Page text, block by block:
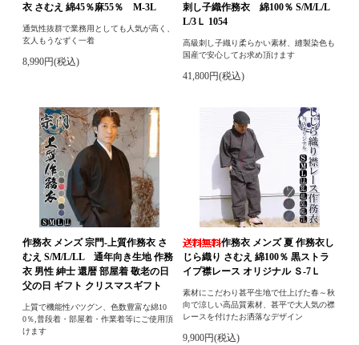
衣 さむえ 綿45％麻55％ M-3L
通気性抜群で業務用としても人気が高く、
玄人もうなずく一着
8,990円(税込)
刺し子織作務衣 綿100％ S/M/L/L
L/3Ｌ 1054
高級刺し子織り柔らかい素材、縫製染色も
国産で安心してお求め頂けます
41,800円(税込)
作務衣 メンズ 宗門-上質作務衣 さ
むえ S/M/L/LL 通年向き生地 作務
衣 男性 紳士 還暦 部屋着 敬老の日
父の日 ギフト クリスマスギフト
上質で機能性バツグン、色数豊富な綿10
0％,普段着・部屋着・作業着等にご使用頂
けます
作務衣 メンズ 夏 作務衣し
じら織り さむえ 綿100％ 黒ストラ
イプ襟レース オリジナル Ｓ-7Ｌ
素材にこだわり甚平生地で仕上げた春～秋
向で涼しい高品質素材、甚平で大人気の襟
レースを付けたお洒落なデザイン
9,900円(税込)